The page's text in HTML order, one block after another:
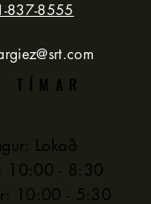
837-8555
TÍMAR
Lokað
10:00 - 8:30
10:00 - 5:30